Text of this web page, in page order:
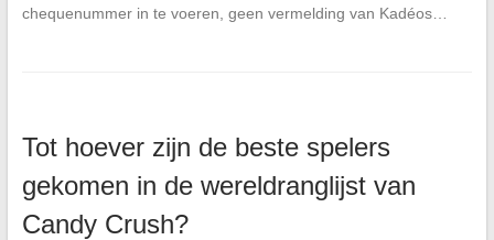
chequenummer in te voeren, geen vermelding van Kadéos…
Tot hoever zijn de beste spelers
gekomen in de wereldranglijst van
Candy Crush?